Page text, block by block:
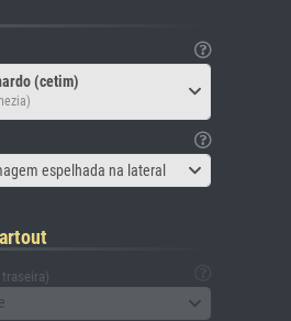
(cetim)
espelhada na lateral